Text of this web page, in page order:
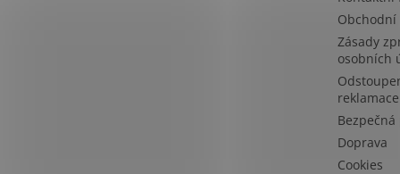
Zásady
osobních
reklamace
Doprava
Cookies